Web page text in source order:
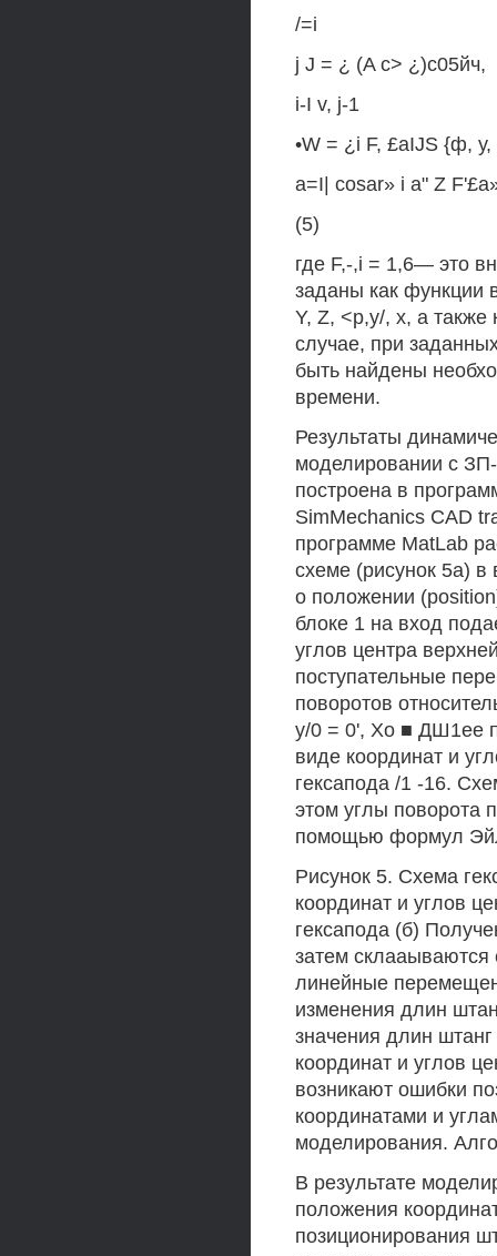
/=i
j J = ¿ (A c> ¿)с05йч,
i-I v, j-1
•W = ¿i F, £aIJS {ф,
а=I| cosar» i а" Z
(5)
где F,-,i = 1,6— это
заданы как функции
Y, Z, <р,у/, х, а
случае, при
быть найдены
времени.
Результаты
моделировании с
построена в
SimMechanics CAD
программе MatLab
схеме (рисунок 5а)
о положении
блоке 1 на вход
углов центра
поступательные
поворотов
у/0 = 0', Хо ■ ДШ1ее
виде координат и
гексапода /1 -16.
этом углы поворота
помощью формул
Рисунок 5. Схема
координат и углов
гексапода (б)
затем
линейные
изменения длин
значения длин
координат и углов
возникают ошибки
координатами и
моделирования.
В результате
положения
позиционирования